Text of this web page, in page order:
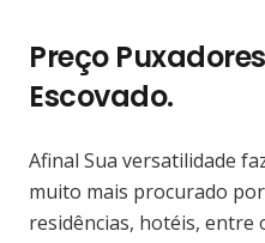
Preço
Escovado.
Afinal Sua versatilidade
muito mais procurado
residências, hotéis, entre